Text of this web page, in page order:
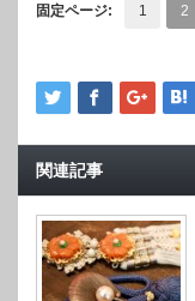
固定ページ: 1 2
関連記事